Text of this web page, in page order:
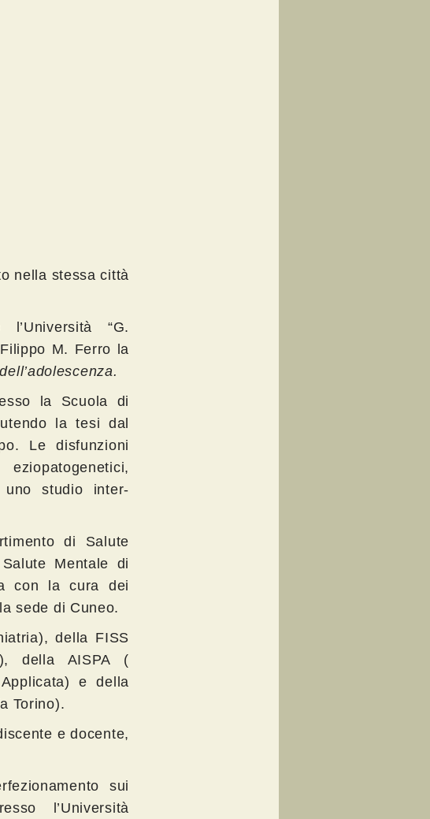
nella stessa città
“G.
M. Ferro la
la Scuola di
la tesi dal
Le disfunzioni
uno studio inter-
di Salute
Mentale di
con la cura dei
sede di Cuneo.
della FISS
della AISPA (
e della
Torino).
e docente,
sui
l’Università